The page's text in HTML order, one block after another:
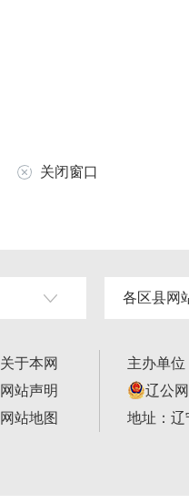
关闭窗口
各区县网
关于本网
网站声明
网站地图
主办单
辽公
地址：辽